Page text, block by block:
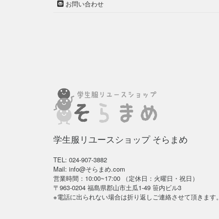
お問い合わせ
学生服リユースショップ そらまめ
TEL: 024-907-3882
Mail: info@そらまめ.com
営業時間：10:00~17:00 （定休日：火曜日・祝日）
〒963-0204 福島県郡山市土瓜1-49 笹内ビル3
※電話に出られない場合は折り返しご連絡させて頂きます